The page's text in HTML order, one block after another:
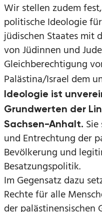
Wir stellen zudem
politische Ideologie
jüdischen Staates mit
von Jüdinnen und
Gleichberechtigung
Palästina/Israel dem
Ideologie ist
Grundwerten der
Sachsen-Anhalt.
und Entrechtung der
Bevölkerung und
Besatzungspolitik.
Im Gegensatz dazu
Rechte für alle